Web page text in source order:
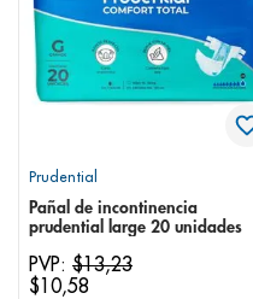
Prudential
Pañal de incontinencia
prudential large 20 unidades
PVP: $13,23
$10,58